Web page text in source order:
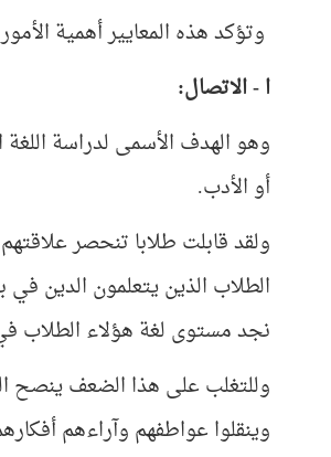
وتؤكد هذه المعايير أهمية
ا - الاتصال:
وهو الهدف الأسمى لدراسة اللغة
أو الأدب.
ولقد قابلت طلابا تنحصر
الطلاب الذين يتعلمون الدين
نجد مستوى لغة هؤلاء الطلاب
وللتغلب على هذا الضعف ينصح
وينقلوا عواطفهم وآراءهم